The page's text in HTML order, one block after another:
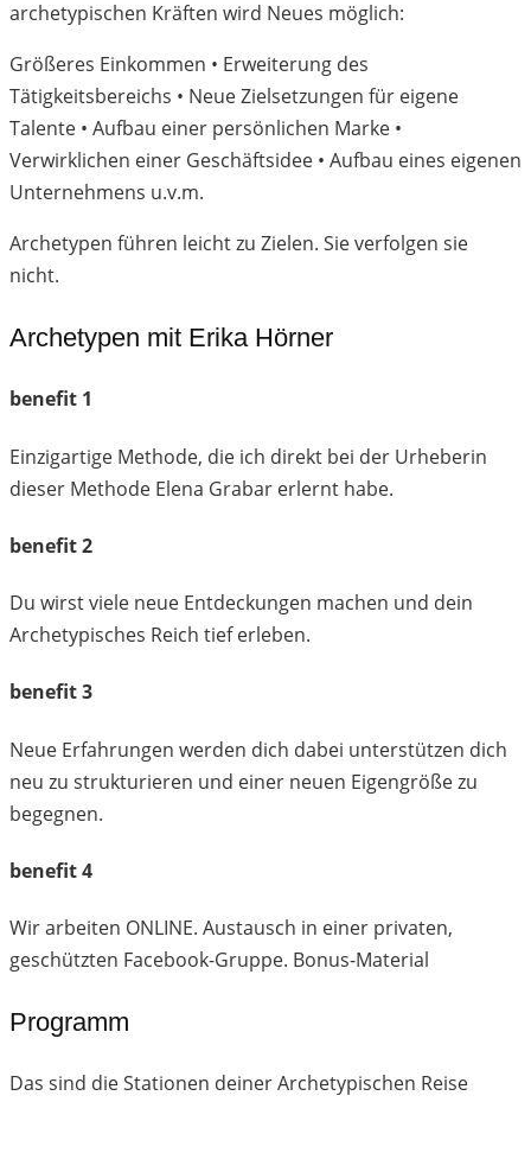
archetypischen Kräften wird Neues möglich:
Größeres Einkommen • Erweiterung des
Tätigkeitsbereichs • Neue Zielsetzungen für eigene
Talente • Aufbau einer persönlichen Marke •
Verwirklichen einer Geschäftsidee • Aufbau eines eigenen
Unternehmens u.v.m.
Archetypen führen leicht zu Zielen. Sie verfolgen sie
nicht.
Archetypen mit Erika Hörner
benefit 1
Einzigartige Methode, die ich direkt bei der Urheberin
dieser Methode Elena Grabar erlernt habe.
benefit 2
Du wirst viele neue Entdeckungen machen und dein
Archetypisches Reich tief erleben.
benefit 3
Neue Erfahrungen werden dich dabei unterstützen dich
neu zu strukturieren und einer neuen Eigengröße zu
begegnen.
benefit 4
Wir arbeiten ONLINE. Austausch in einer privaten,
geschützten Facebook-Gruppe. Bonus-Material
Programm
Das sind die Stationen deiner Archetypischen Reise